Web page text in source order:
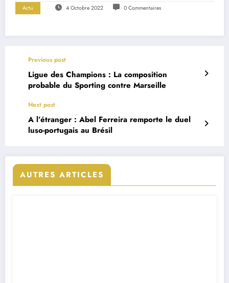
Actu 4 Octobre 2022 0 Commentaires
Previous post
Ligue des Champions : La composition
probable du Sporting contre Marseille
Next post
A l’étranger : Abel Ferreira remporte le duel
luso-portugais au Brésil
AUTRES ARTICLES